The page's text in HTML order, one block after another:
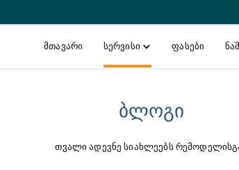
მთავარი სერვისი ფასები
ბლოგი
თვალი ადევნე სიახლეებს